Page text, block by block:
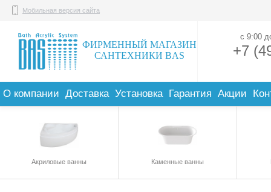
ФИРМЕННЫЙ МАГАЗИН
САНТЕХНИКИ BAS
Мобильная версия сайта
+7
с 9:00
О компании Доставка Установка Гарантия Акции
Акриловые ванны Каменные ванны